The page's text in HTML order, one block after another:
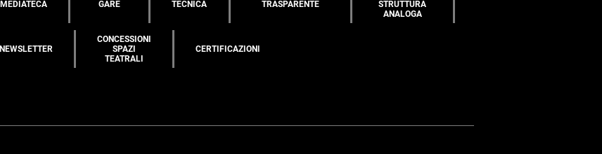
MEDIATECA
GARE
TECNICA
TRASPARENTE
STRUTTURA
ANALOGA
NEWSLETTER
CONCESSIONI
SPAZI
TEATRALI
CERTIFICAZIONI